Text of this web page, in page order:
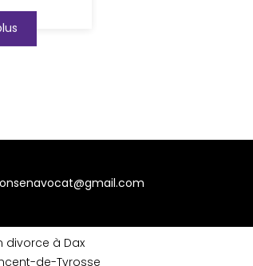
divorce à Dax
de-Tyrosse